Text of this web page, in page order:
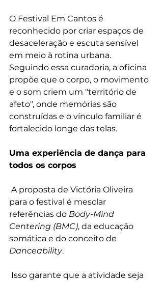
O Festival Em Cantos é
reconhecido por criar espaços de
desaceleração e escuta sensível
em meio à rotina urbana.
Seguindo essa curadoria, a oficina
propõe que o corpo, o movimento
e o som criem um "território de
afeto", onde memórias são
construídas e o vínculo familiar é
fortalecido longe das telas.
Uma experiência de dança para
todos os corpos
A proposta de Victória Oliveira
para o festival é mesclar
referências do Body-Mind
Centering (BMC), da educação
somática e do conceito de
Danceability.
Isso garante que a atividade seja